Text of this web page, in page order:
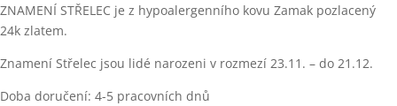
ZNAMENÍ STŘELEC je z hypoalergenního kovu Zamak pozlacený
24k zlatem.
Znamení Střelec jsou lidé narozeni v rozmezí 23.11. – do 21.12.
Doba doručení: 4-5 pracovních dnů